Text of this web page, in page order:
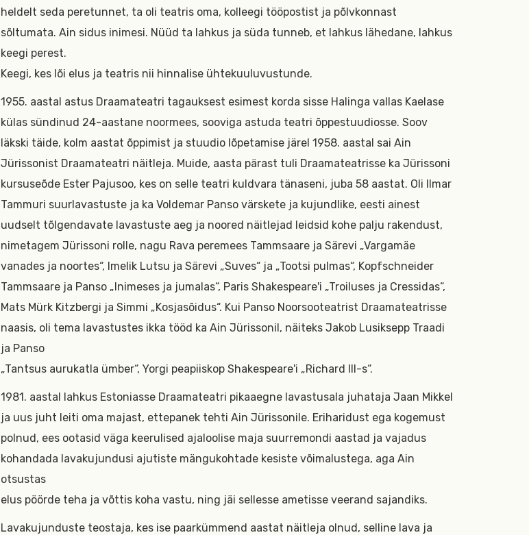
heldelt seda peretunnet, ta oli teatris oma, kolleegi tööpostist ja põlvkonnast
sõltumata. Ain sidus inimesi. Nüüd ta lahkus ja süda tunneb, et lahkus lähedane, lahkus
keegi perest.
Keegi, kes lõi elus ja teatris nii hinnalise ühtekuuluvustunde.
1955. aastal astus Draamateatri tagauksest esimest korda sisse Halinga vallas Kaelase
külas sündinud 24-aastane noormees, sooviga astuda teatri õppestuudiosse. Soov
läkski täide, kolm aastat õppimist ja stuudio lõpetamise järel 1958. aastal sai Ain
Jürissonist Draamateatri näitleja. Muide, aasta pärast tuli Draamateatrisse ka Jürissoni
kursuseõde Ester Pajusoo, kes on selle teatri kuldvara tänaseni, juba 58 aastat. Oli Ilmar
Tammuri suurlavastuste ja ka Voldemar Panso värskete ja kujundlike, eesti ainest
uudselt tõlgendavate lavastuste aeg ja noored näitlejad leidsid kohe palju rakendust,
nimetagem Jürissoni rolle, nagu Rava peremees Tammsaare ja Särevi „Vargamäe
vanades ja noortes“, Imelik Lutsu ja Särevi „Suves“ ja „Tootsi pulmas“, Kopfschneider
Tammsaare ja Panso „Inimeses ja jumalas“, Paris Shakespeare'i „Troiluses ja Cressidas“,
Mats Mürk Kitzbergi ja Simmi „Kosjasõidus“. Kui Panso Noorsooteatrist Draamateatrisse
naasis, oli tema lavastustes ikka tööd ka Ain Jürissonil, näiteks Jakob Lusiksepp Traadi
ja Panso
„Tantsus aurukatla ümber“, Yorgi peapiiskop Shakespeare'i „Richard III-s“.
1981. aastal lahkus Estoniasse Draamateatri pikaaegne lavastusala juhataja Jaan Mikkel
ja uus juht leiti oma majast, ettepanek tehti Ain Jürissonile. Eriharidust ega kogemust
polnud, ees ootasid väga keerulised ajaloolise maja suurremondi aastad ja vajadus
kohandada lavakujundusi ajutiste mängukohtade kesiste võimalustega, aga Ain
otsustas
elus pöörde teha ja võttis koha vastu, ning jäi sellesse ametisse veerand sajandiks.
Lavakujunduste teostaja, kes ise paarkümmend aastat näitleja olnud, selline lava ja